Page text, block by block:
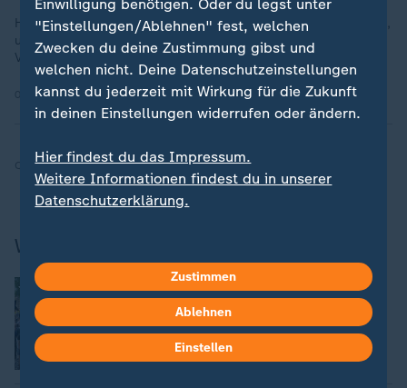
Helmut Kohl und Europa: Er vertiefte die europäische Einigung,
und mit François Mitterrand gelang eine Geste der
Versöhnung.
06.10.2011 | 3:35 min
Quelle:dpa
Weitere aktuelle Nachrichten
Offener Brief an Bundespolitik
Warum so viele Juristen ein AfD-
Verbotsverfahren fordern
von Jan Henrich
mit Video0:31
Einwilligung benötigen. Oder du legst unter
"Einstellungen/Ablehnen" fest, welchen
Zwecken du deine Zustimmung gibst und
welchen nicht. Deine Datenschutzeinstellungen
kannst du jederzeit mit Wirkung für die Zukunft
in deinen Einstellungen widerrufen oder ändern.
Hier findest du das Impressum.
Weitere Informationen findest du in unserer
Datenschutzerklärung.
Zustimmen
Ablehnen
Einstellen